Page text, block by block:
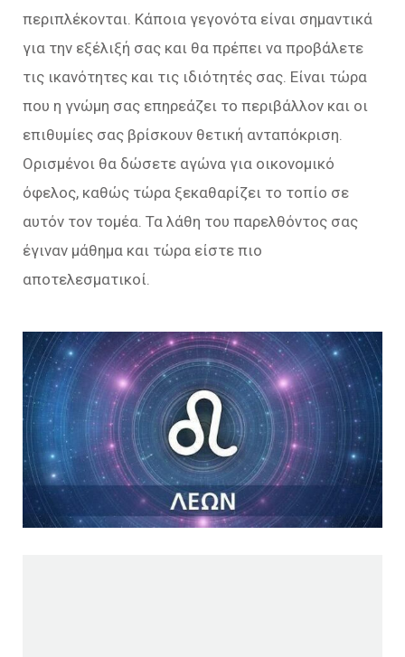
περιπλέκονται. Κάποια γεγονότα είναι σημαντικά
για την εξέλιξή σας και θα πρέπει να προβάλετε
τις ικανότητες και τις ιδιότητές σας. Είναι τώρα
που η γνώμη σας επηρεάζει το περιβάλλον και οι
επιθυμίες σας βρίσκουν θετική ανταπόκριση.
Ορισμένοι θα δώσετε αγώνα για οικονομικό
όφελος, καθώς τώρα ξεκαθαρίζει το τοπίο σε
αυτόν τον τομέα. Τα λάθη του παρελθόντος σας
έγιναν μάθημα και τώρα είστε πιο
αποτελεσματικοί.